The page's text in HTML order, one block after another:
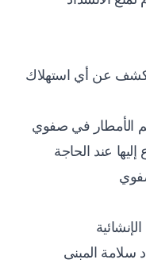
عن أي استهلاك
الأمطار في صفوي
عند الحاجة
المبنى